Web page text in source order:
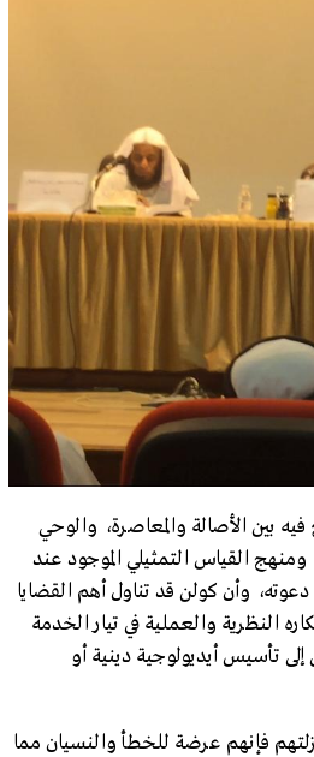
بين الأصالة والمعاصرة، والوحي
القياس التمثيلي الموجود عند
وأن كولن قد تناول أهم القضايا
النظرية والعملية في تيار الخدمة
تأسيس أيديولوجية دينية أو
فإنهم عرضة للخطأ والنسيان مما